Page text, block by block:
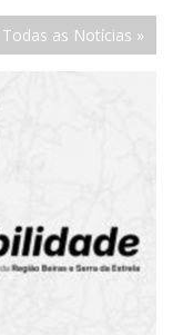
Todas as Notícias »